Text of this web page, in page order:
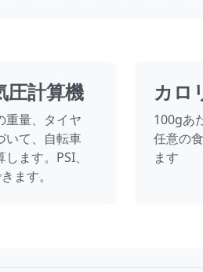
圧計算機
重量、タイヤ
いて、自転車
ます。PSI、
ます。
カロ
100gあ
任意の
ます